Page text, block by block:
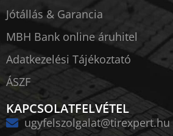
Jótállás & Garancia
MBH Bank online áruhitel
Adatkezelési Tájékoztató
ÁSZF
KAPCSOLATFELVÉTEL
ugyfelszolgalat@tirexpert.hu